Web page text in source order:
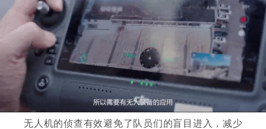
无人机的侦查有效避免了队员们的盲目进入，减少